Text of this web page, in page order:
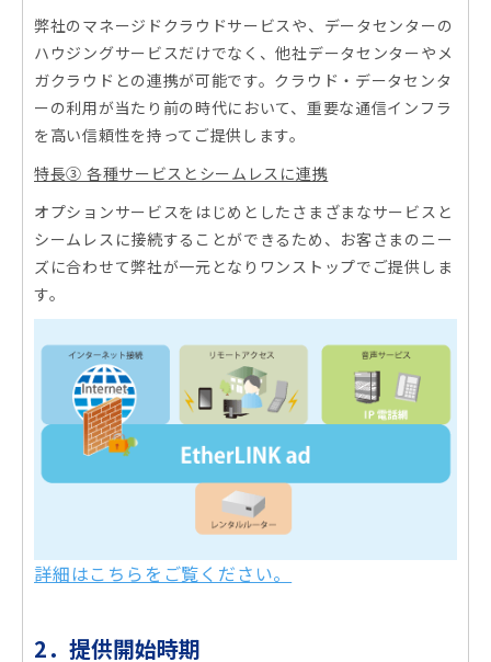
弊社のマネージドクラウドサービスや、データセンターの
ハウジングサービスだけでなく、他社データセンターやメ
ガクラウドとの連携が可能です。クラウド・データセンタ
ーの利用が当たり前の時代において、重要な通信インフラ
を高い信頼性を持ってご提供します。
特長③ 各種サービスとシームレスに連携
オプションサービスをはじめとしたさまざまなサービスと
シームレスに接続することができるため、お客さまのニー
ズに合わせて弊社が一元となりワンストップでご提供しま
す。
詳細はこちらをご覧ください。
2．提供開始時期